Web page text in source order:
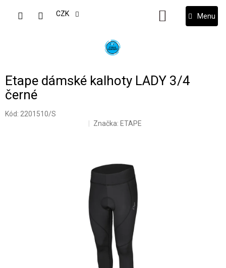
CZK
NÁKUPNÍ
KOŠÍK
Etape dámské kalhoty LADY 3/4
černé
Kód: 2201510/S
Značka: ETAPE